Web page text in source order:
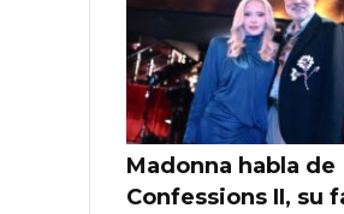
Madonna habla de
Confessions II, su